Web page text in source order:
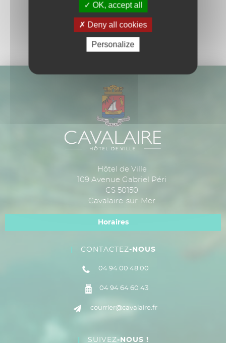
Hôtel de Ville
109 Avenue Gabriel Péri
CS 50150
Cavalaire-sur-Mer
Horaires
CONTACTEZ-NOUS
04 94 00 48 00
04 94 64 60 43
courrier@cavalaire.fr
SUIVEZ-NOUS !
OK, accept all
Deny all cookies
Personalize